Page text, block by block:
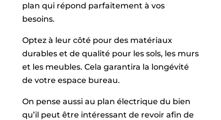
plan qui répond parfaitement à vos
besoins.
Optez à leur côté pour des matériaux
durables et de qualité pour les sols, les murs
et les meubles. Cela garantira la longévité
de votre espace bureau.
On pense aussi au plan électrique du bien
qu’il peut être intéressant de revoir afin de